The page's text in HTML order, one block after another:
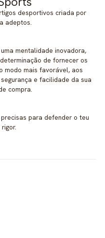
desportivos criada por
adeptos.
mentalidade inovadora,
de fornecer os
modo mais favorável, aos
e facilidade da sua
compra.
para defender o teu